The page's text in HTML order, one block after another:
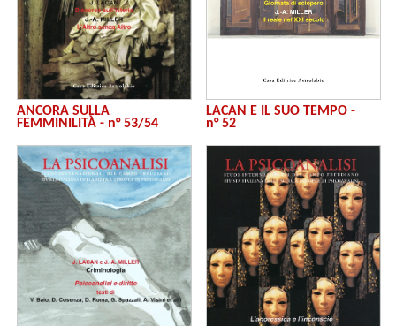
ANCORA SULLA
FEMMINILITÀ - n° 53/54
LACAN E IL SUO TEMPO -
n° 52